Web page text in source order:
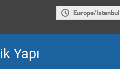
Europe/Istanbul
Yapı